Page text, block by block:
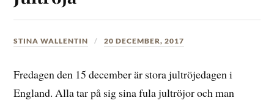
STINA WALLENTIN 20 DECEMBER, 2017
Fredagen den 15 december är stora jultröjedagen i
England. Alla tar på sig sina fula jultröjor och man